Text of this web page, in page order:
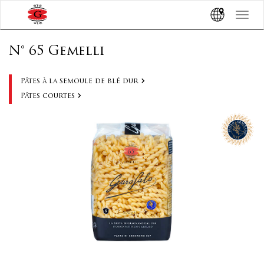
Toggle
N° 65 Gemelli
Pâtes à la semoule de blé dur
Pâtes courtes